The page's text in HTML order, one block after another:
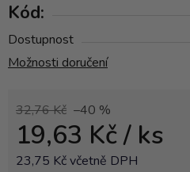
Kód:
Dostupnost
Možnosti doručení
32,76 Kč –40 %
19,63 Kč/ ks
23,75 Kč včetně DPH